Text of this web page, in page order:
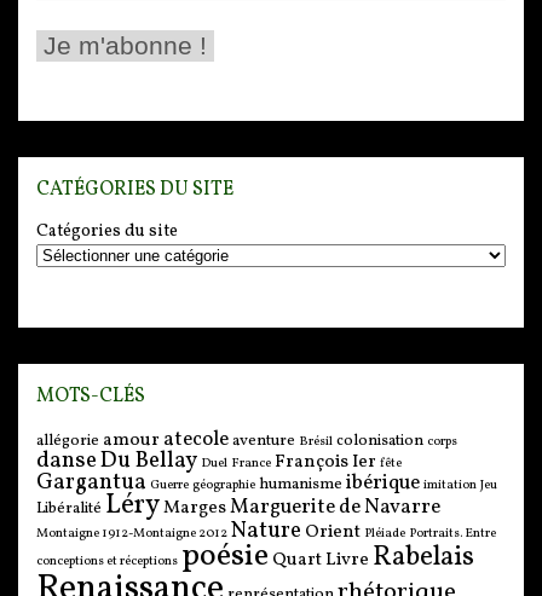
CATÉGORIES DU SITE
Catégories du site
MOTS-CLÉS
allégorie amour atecoleaventure Brésil colonisation corps
danseDu Bellay Duel France François Ier fête
Gargantua Guerre géographie humanisme ibérique imitation Jeu
Libéralité LéryMargesMarguerite de Navarre
Montaigne 1912-Montaigne 2012 Nature Orient Pléiade Portraits. Entre
conceptions et réceptions poésie Quart Livre Rabelais